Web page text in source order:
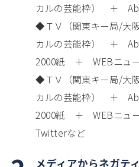
カルの芸能枠） ＋
◆ＴＶ（関東キー局/大
カルの芸能枠） ＋
2000紙 ＋ WEBニュー
◆ＴＶ（関東キー局/大
カルの芸能枠） ＋
2000紙 ＋ WEBニュ
Twitterなど
メディアからネガテ